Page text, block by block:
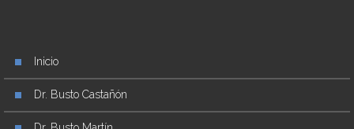
Inicio
Dr. Busto Castañón